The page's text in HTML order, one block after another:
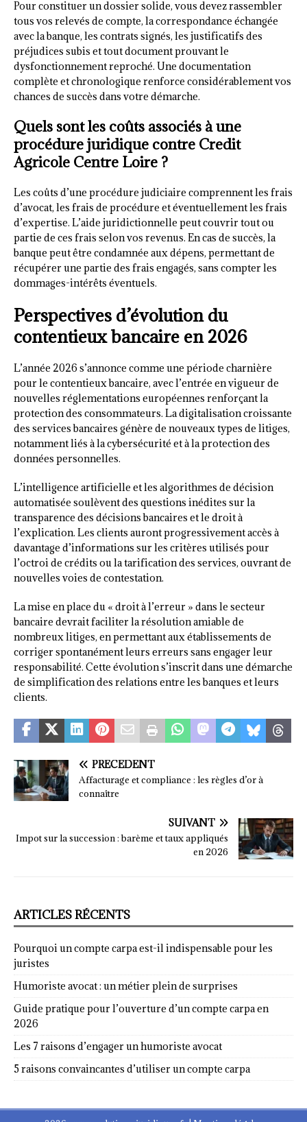
Pour constituer un dossier solide, vous devez rassembler
tous vos relevés de compte, la correspondance échangée
avec la banque, les contrats signés, les justificatifs des
préjudices subis et tout document prouvant le
dysfonctionnement reproché. Une documentation
complète et chronologique renforce considérablement vos
chances de succès dans votre démarche.
Quels sont les coûts associés à une
procédure juridique contre Credit
Agricole Centre Loire ?
Les coûts d’une procédure judiciaire comprennent les frais
d’avocat, les frais de procédure et éventuellement les frais
d’expertise. L’aide juridictionnelle peut couvrir tout ou
partie de ces frais selon vos revenus. En cas de succès, la
banque peut être condamnée aux dépens, permettant de
récupérer une partie des frais engagés, sans compter les
dommages-intérêts éventuels.
Perspectives d’évolution du
contentieux bancaire en 2026
L’année 2026 s’annonce comme une période charnière
pour le contentieux bancaire, avec l’entrée en vigueur de
nouvelles réglementations européennes renforçant la
protection des consommateurs. La digitalisation croissante
des services bancaires génère de nouveaux types de litiges,
notamment liés à la cybersécurité et à la protection des
données personnelles.
L’intelligence artificielle et les algorithmes de décision
automatisée soulèvent des questions inédites sur la
transparence des décisions bancaires et le droit à
l’explication. Les clients auront progressivement accès à
davantage d’informations sur les critères utilisés pour
l’octroi de crédits ou la tarification des services, ouvrant de
nouvelles voies de contestation.
La mise en place du « droit à l’erreur » dans le secteur
bancaire devrait faciliter la résolution amiable de
nombreux litiges, en permettant aux établissements de
corriger spontanément leurs erreurs sans engager leur
responsabilité. Cette évolution s’inscrit dans une démarche
de simplification des relations entre les banques et leurs
clients.
PRÉCÉDENT
Affacturage et compliance : les règles d’or à
connaître
SUIVANT
Impot sur la succession : barème et taux appliqués
en 2026
ARTICLES RÉCENTS
Pourquoi un compte carpa est-il indispensable pour les
juristes
Humoriste avocat : un métier plein de surprises
Guide pratique pour l’ouverture d’un compte carpa en
2026
Les 7 raisons d’engager un humoriste avocat
5 raisons convaincantes d’utiliser un compte carpa